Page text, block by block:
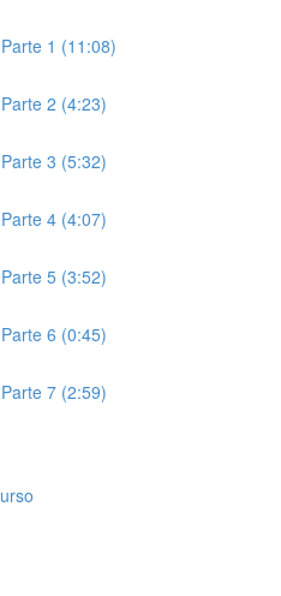
1 (11:08)
2 (4:23)
3 (5:32)
4 (4:07)
5 (3:52)
6 (0:45)
7 (2:59)